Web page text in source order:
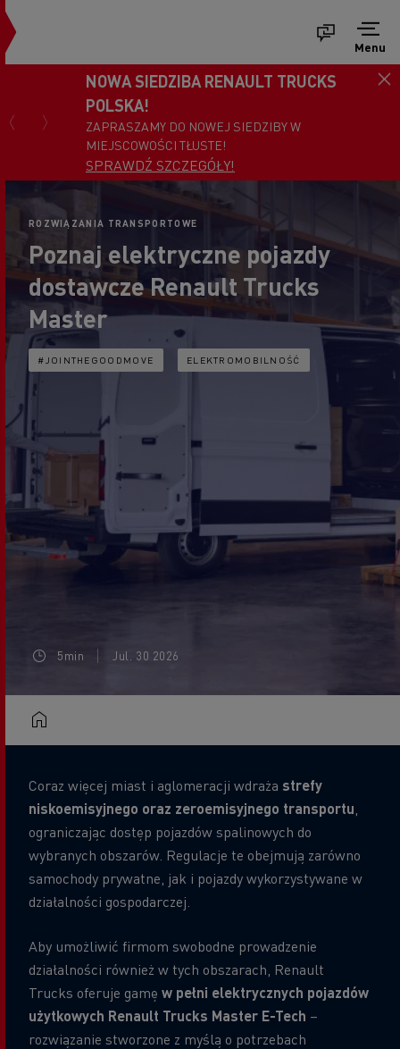
Menu
NOWA SIEDZIBA RENAULT TRUCKS
POLSKA!
ZAPRASZAMY DO NOWEJ SIEDZIBY W
MIEJSCOWOŚCI TŁUSTE!
SPRAWDŹ SZCZEGÓŁY!
ROZWIĄZANIA TRANSPORTOWE
Poznaj elektryczne pojazdy
dostawcze Renault Trucks
Master
#JOINTHEGOODMOVE ELEKTROMOBILNOŚĆ
5min Jul. 30 2026
Coraz więcej miast i aglomeracji wdraża strefy
niskoemisyjnego oraz zeroemisyjnego transportu
ograniczając dostęp pojazdów spalinowych do
wybranych obszarów. Regulacje te obejmują zarówno
samochody prywatne, jak i pojazdy wykorzystywane w
działalności gospodarczej.
Aby umożliwić firmom swobodne prowadzenie
działalności również w tych obszarach, Renault
Trucks oferuje gamę w pełni elektrycznych pojazdów
użytkowych Renault Trucks Master E-Tech –
rozwiązanie stworzone z myślą o potrzebach